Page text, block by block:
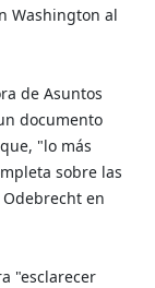
Washington al
de Asuntos
documento
"lo más
sobre las
en
"esclarecer